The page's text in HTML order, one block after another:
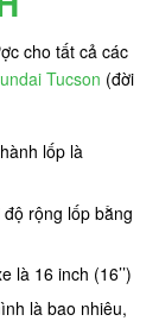
cho tất cả các
Tucson (đời
lốp là
rộng lốp bằng
16 inch (16’’)
là bao nhiêu,